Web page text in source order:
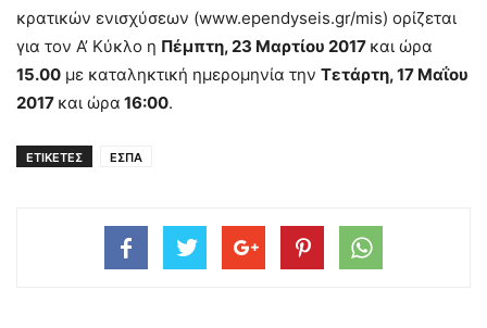
κρατικών ενισχύσεων (www.ependyseis.gr/mis) ορίζεται
για τον Α’ Κύκλο η Πέμπτη, 23 Μαρτίου 2017 και ώρα
15.00 με καταληκτική ημερομηνία την Τετάρτη, 17 Μαΐου
2017 και ώρα 16:00.
ΕΤΙΚΕΤΕΣ ΕΣΠΑ